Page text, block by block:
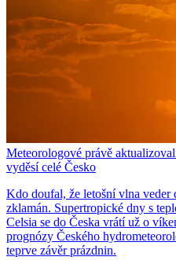
Meteorologové právě
vyděsí celé Česko
Kdo doufal, že letošní vlna veder
zklamán. Supertropické dny s
Celsia se do Česka vrátí už o
prognózy Českého
teprve závěr prázdnin.